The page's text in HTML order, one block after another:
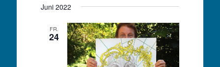
und
Ansichten,
Navigation
wählen.
Juni 2022
FR.
24